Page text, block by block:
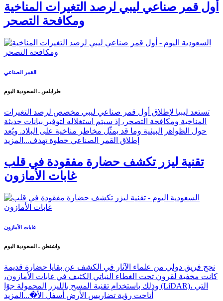
أول قمر صناعي ليبي لرصد التغيرات المناخية
ومكافحة التصحر
القمر الصناعي
طرابلس ـ السعودية اليوم
تستعد ليبيا لإطلاق أول قمر صناعي ليبي مخصص لرصد التغيرات
المناخية ومكافحة التصحر، إذ سيتم استغلاله لتوفير بيانات حديثة
حول الظواهر البيئية وما قد يمثّل مخاطر مناخية على البلاد. ويُعد
إطلاق القمر الصناعي خطوة تهدف... المزيد
تقنية ليزر تكشف حضارة مفقودة في قلب
غابات الأمازون
غابات الأمازون
واشنطن ـ السعودية اليوم
نجح فريق دولي من علماء الآثار في الكشف عن بقايا حضارة قديمة
كانت مخفية لقرون تحت الغطاء النباتي الكثيف في غابات الأمازون،
وذلك باستخدام تقنية المسح بالليزر المحمولة جوًا (LiDAR)، التي
أتاحت رؤية تضاريس الأرض أسفل الأ�... المزيد